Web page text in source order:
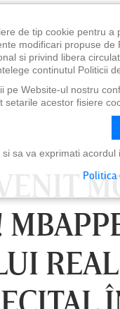
LUNI 10 AUG, 21:30
de tip cookie pentru
modificari propuse
si privind libera
continutul Politicii
pe Website-ul nostru
setarile acestor fisiere
sa va exprimati acordul
Politica